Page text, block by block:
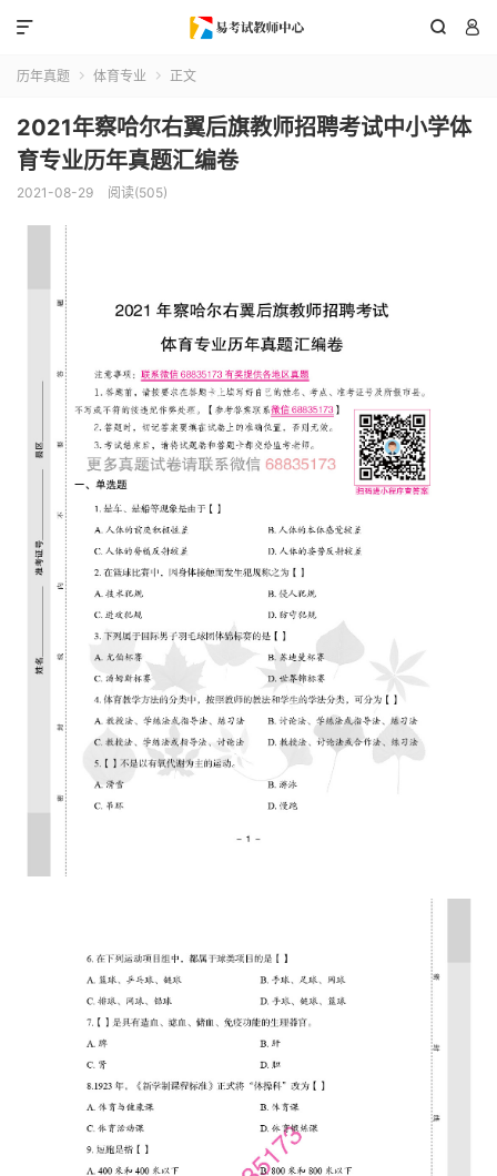
 

历年真题  体育专业  正文
2021年察哈尔右翼后旗教师招聘考试中小学体
育专业历年真题汇编卷
2021-08-29 阅读(505)